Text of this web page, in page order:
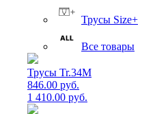
Трусы Size+
Все товары
Трусы Tr.34M
846.00 руб.
1 410.00 руб.